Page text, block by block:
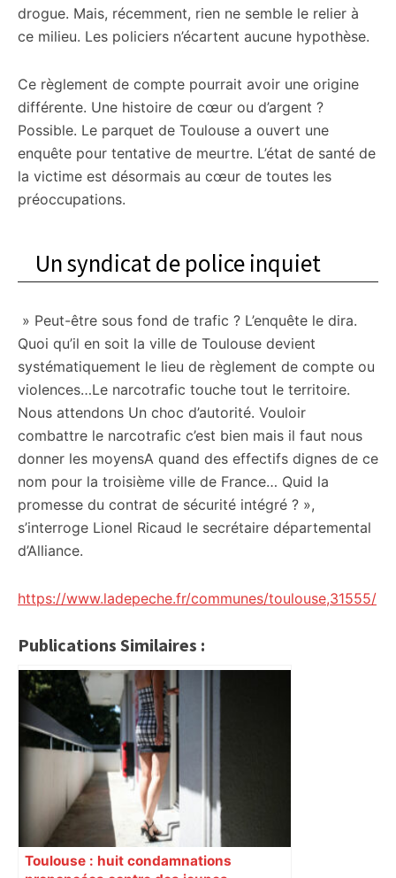
drogue. Mais, récemment, rien ne semble le relier à
ce milieu. Les policiers n’écartent aucune hypothèse.
Ce règlement de compte pourrait avoir une origine
différente. Une histoire de cœur ou d’argent ?
Possible. Le parquet de Toulouse a ouvert une
enquête pour tentative de meurtre. L’état de santé de
la victime est désormais au cœur de toutes les
préoccupations.
Un syndicat de police inquiet
» Peut-être sous fond de trafic ? L’enquête le dira.
Quoi qu’il en soit la ville de Toulouse devient
systématiquement le lieu de règlement de compte ou
violences…Le narcotrafic touche tout le territoire.
Nous attendons Un choc d’autorité. Vouloir
combattre le narcotrafic c’est bien mais il faut nous
donner les moyensA quand des effectifs dignes de ce
nom pour la troisième ville de France… Quid la
promesse du contrat de sécurité intégré ? »,
s’interroge Lionel Ricaud le secrétaire départemental
d’Alliance.
https://www.ladepeche.fr/communes/toulouse,31555/
Publications Similaires :
Toulouse : huit condamnations